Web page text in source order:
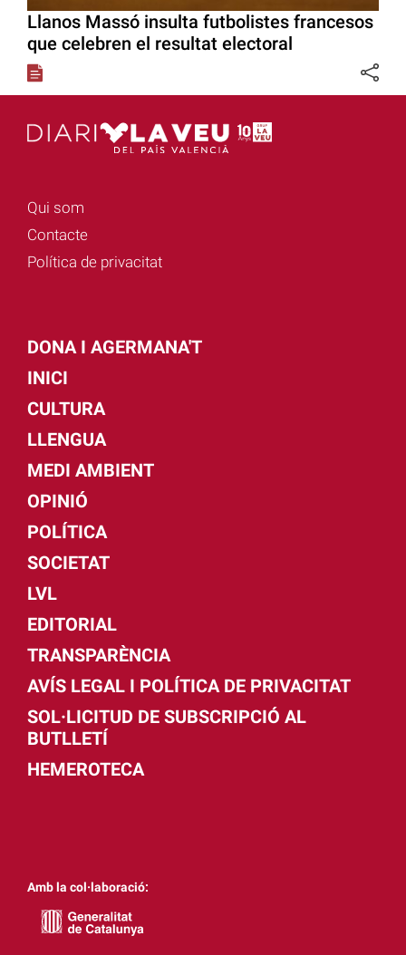
Llanos Massó insulta futbolistes francesos
que celebren el resultat electoral
Qui som
Contacte
Política de privacitat
DONA I AGERMANA'T
INICI
CULTURA
LLENGUA
MEDI AMBIENT
OPINIÓ
POLÍTICA
SOCIETAT
LVL
EDITORIAL
TRANSPARÈNCIA
AVÍS LEGAL I POLÍTICA DE PRIVACITAT
SOL·LICITUD DE SUBSCRIPCIÓ AL
BUTLLETÍ
HEMEROTECA
Amb la col·laboració: